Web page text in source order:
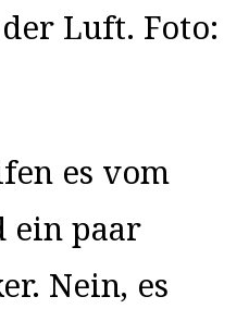
Luft. Foto:
es vom
ein paar
Nein, es